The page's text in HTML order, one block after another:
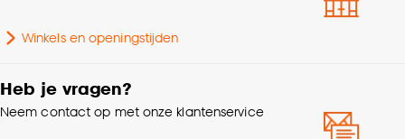
accepteren door op ‘Cookies aanpassen’ te
kan aanpassen, bekijk hiervoor onze
cookieverklaring.
Winkels en openingstijden
Heb je vragen?
Neem contact op met onze klantenservice